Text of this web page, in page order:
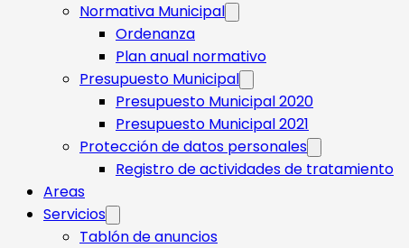
Normativa Municipal
Ordenanza
Plan anual normativo
Presupuesto Municipal
Presupuesto Municipal 2020
Presupuesto Municipal 2021
Protección de datos personales
Registro de actividades de tratamiento
Areas
Servicios
Tablón de anuncios